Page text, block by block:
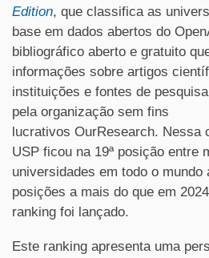
Edition, que classifica as
base em dados abertos do
bibliográfico aberto e gratuito
informações sobre artigos
instituições e fontes de
pela organização sem fins
lucrativos OurResearch. Nessa
USP ficou na 19ª posição entre
universidades em todo o mundo
posições a mais do que em
ranking foi lançado.
Este ranking apresenta uma